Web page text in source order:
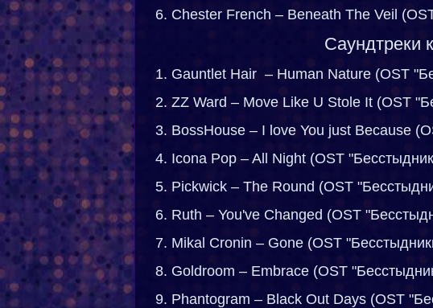
6. Chester French – Beneath The Veil
Саундтреки
1. Gauntlet Hair – Human Nature (OST
2. ZZ Ward – Move Like U Stole It (OST
3. BossHouse – I love You just Because
4. Icona Pop – All Night (OST
5. Pickwick – The Round (OST
6. Ruth – You've Changed (OST
7. Mikal Cronin – Gone (OST
8. Goldroom – Embrace (OST
9. Phantogram – Black Out Days (OST